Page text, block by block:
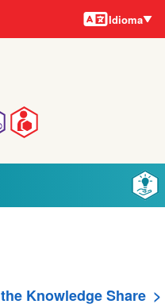
Idiomas
Idioma
Knowledge Share